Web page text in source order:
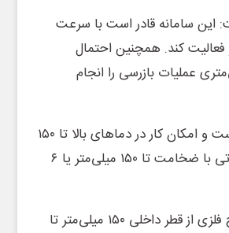
این سامانه قادر است با سرعت
فعالیت کند. همچنین احتمال
آن بسیار بالا بوده و با گام ۰.۵ میلی‌متری عملیات بازرسی را انجام
وی افزود: قدرت تفکیک سامانه ۰.۵ در ۰.۵ میلی‌متر است و امکان کار در دماهای بالا تا ۱۵۰
درجه سانتی‌گراد را دارد. همچنین قابلیت بازرسی قطعاتی با ضخامت تا ۱۵۰ میلی‌متر یا ۶
رفاهی‌مقدم ادامه داد: این سامانه برای بازرسی سطوح فلزی از قطر داخلی ۱۵۰ میلی‌متر تا